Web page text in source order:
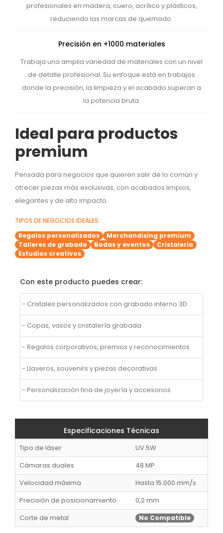
profesionales en madera, cuero, acrílico y plásticos,
reduciendo las marcas de quemado.
Precisión en +1000 materiales
Trabaja una amplia variedad de materiales con un nivel
de detalle profesional. Su enfoque está en trabajos
donde la precisión, la limpieza y el acabado superan a
la potencia bruta.
Ideal para productos
premium
Pensada para negocios que quieren salir de lo común y
ofrecer piezas más exclusivas, con acabados limpios,
elegantes y de alto impacto.
TIPOS DE NEGOCIOS IDEALES:
Regalos personalizados
Merchandising premium
Talleres de grabado
Bodas y eventos
Cristalería
Estudios creativos
Con este producto puedes crear:
- Cristales personalizados con grabado interno 3D
- Copas, vasos y cristalería grabada
- Regalos corporativos, premios y reconocimientos
- Llaveros, souvenirs y piezas decorativas
- Personalización fina de joyería y accesorios
Especificaciones Técnicas
Tipo de láser
UV 5W
Cámaras duales
48 MP
Velocidad máxima
Hasta 15.000 mm/s
Precisión de posicionamiento
0,2 mm
Corte de metal
No Compatible